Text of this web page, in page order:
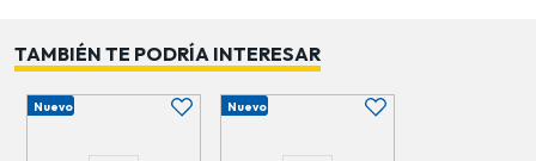
TAMBIÉN TE PODRÍA INTERESAR
Nuevo Nuevo